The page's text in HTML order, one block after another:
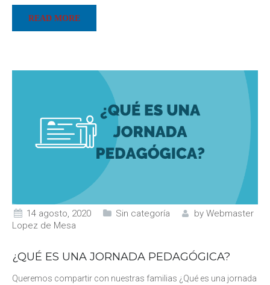
READ MORE
14 agosto, 2020 Sin categoría by Webmaster
Lopez de Mesa
¿QUÉ ES UNA JORNADA PEDAGÓGICA?
Queremos compartir con nuestras familias ¿Qué es una jornada